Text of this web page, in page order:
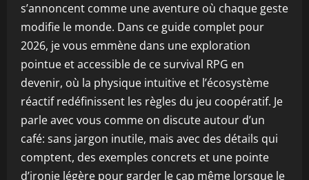
s’annoncent comme une aventure où chaque geste
modifie le monde. Dans ce guide complet pour
2026, je vous emmène dans une exploration
pointue et accessible de ce survival RPG en
devenir, où la physique intuitive et l’écosystème
réactif redéfinissent les règles du jeu coopératif. Je
parle avec vous comme on discute autour d’un
café: sans jargon inutile, mais avec des détails qui
comptent, des exemples concrets et une pointe
d’ironie légère pour garder le cap même lorsque le